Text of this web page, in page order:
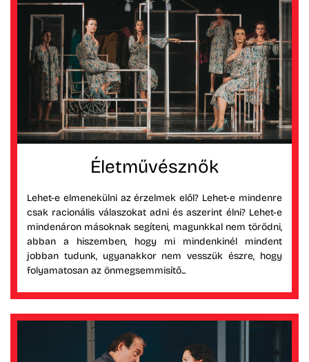
Életművésznők
Lehet-e elmenekülni az érzelmek elől? Lehet-e mindenre
csak racionális válaszokat adni és aszerint élni? Lehet-e
mindenáron másoknak segíteni, magunkkal nem törődni,
abban a hiszemben, hogy mi mindenkinél mindent
jobban tudunk, ugyanakkor nem vesszük észre, hogy
folyamatosan az önmegsemmisítő...